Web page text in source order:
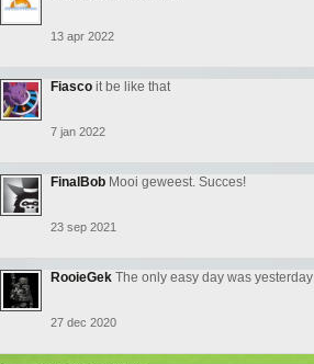
13 apr 2022
Fiasco it be like that
7 jan 2022
FinalBob Mooi geweest. Succes!
23 sep 2021
RooieGek The only easy day was yesterday
27 dec 2020